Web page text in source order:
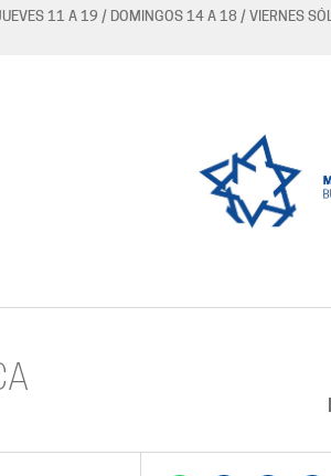
11 A 19 / DOMINGOS 14 A 18 / VIERNES